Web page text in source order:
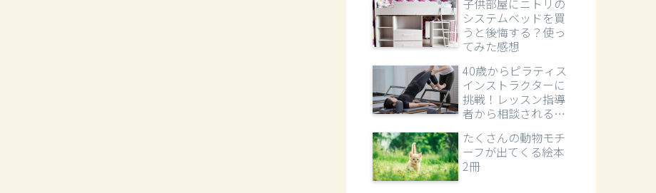
子供部屋にニトリの
システムベッドを買
うと後悔する？使っ
てみた感想
40歳からピラティス
インストラクターに
挑戦！レッスン指導
者から相談される立
たくさんの動物モチ
ーフが出てくる絵本
2冊